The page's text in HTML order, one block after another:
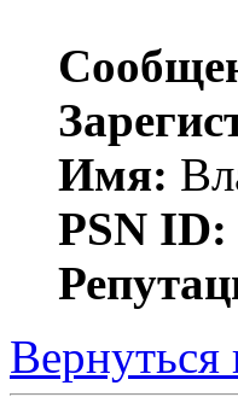
Имя:
PSN ID:
Вернуться